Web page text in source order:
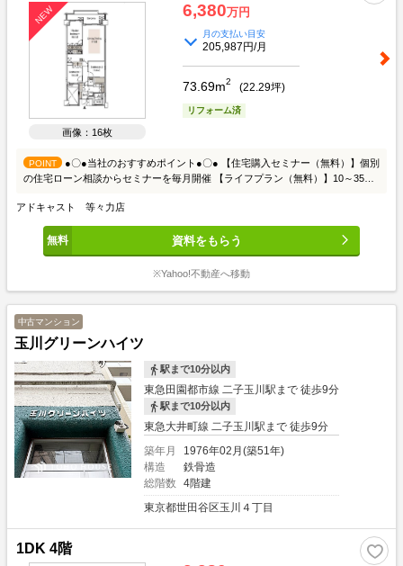
画像：16枚
6,380万円
月の支払い目安
205,987円/月
73.69m2 (22.29坪)
リフォーム済
POINT
●〇●当社のおすすめポイント●〇● 【住宅購入セミナー（無料）】個別
の住宅ローン相談からセミナーを毎月開催 【ライフプラン（無料）】10～35年
するお客様のあらゆる不安を解消いたします 【物件公開中（無料）】エリア最
大級の情報量 【周辺、土地、統計環境レポート作成（無料）】周辺情報を徹底
的に調査 〇●〇詳細はお問合せ下さい〇●〇
アドキャスト 等々力店
資料をもらう
※Yahoo!不動産へ移動
中古マンション
玉川グリーンハイツ
駅まで10分以内
東急田園都市線 二子玉川駅まで 徒歩9分
駅まで10分以内
東急大井町線 二子玉川駅まで 徒歩9分
築年月
1976年02月(築51年)
構造
鉄骨造
総階数
4階建
東京都世田谷区玉川４丁目
1DK 4階